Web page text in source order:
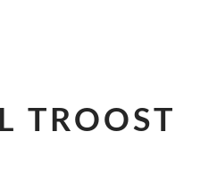
TROOST